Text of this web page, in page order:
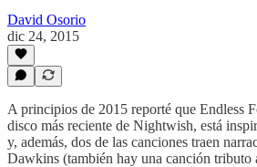
David Osorio
dic 24, 2015
A principios de 2015 reporté que Endless
disco más reciente de Nightwish, está
y, además, dos de las canciones traen
Dawkins (también hay una canción tributo